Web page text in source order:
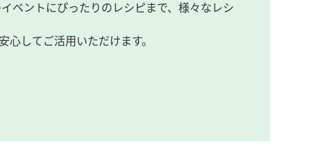
ベントにぴったりのレシピまで、様々なレシ
してご活用いただけます。